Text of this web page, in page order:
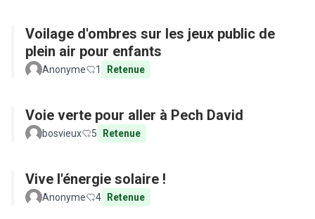
Voilage d'ombres sur les jeux public de
plein air pour enfants
Anonyme 1 Retenue
Voie verte pour aller à Pech David
bosvieux 5 Retenue
Vive l'énergie solaire !
Anonyme 4 Retenue